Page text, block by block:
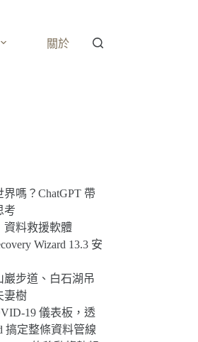
關於
嗎？ChatGPT 帶
考
資料救援軟體
Wizard 13.3 安
巖步道、白石湖吊
妻樹
19 儀表板，透
搞定整條資料管線